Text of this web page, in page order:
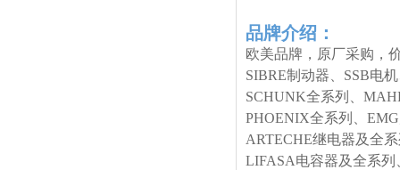
品牌介绍：
欧美品牌，原厂采购，
SIBRE制动器、SSB电
SCHUNK全系列、
PHOENIX全系列、
ARTECHE继电器及全
LIFASA电容器及全系